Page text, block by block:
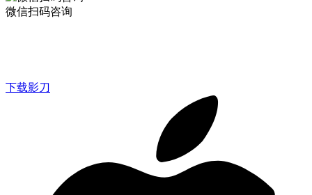
微信扫码咨询
下载影刀